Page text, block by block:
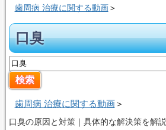
歯周病 治療に関する動画＞
口臭
歯周病 治療に関する動画＞
口臭の原因と対策｜具体的な解決策を解説